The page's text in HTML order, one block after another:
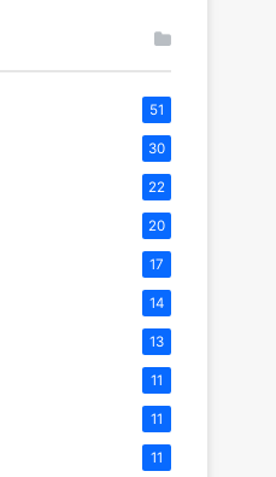
51
30
22
20
17
14
13
11
11
11